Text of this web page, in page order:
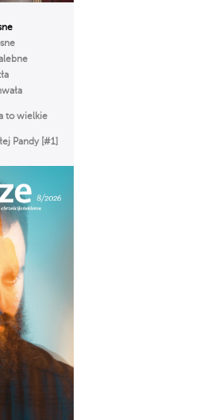
to wielkie
Pandy [#1]
i Ewa.